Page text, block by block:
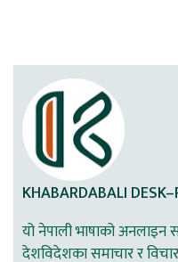
KHABARDABALI
यो नेपाली भाषाको अनलाइन
देशविदेशका समाचार र